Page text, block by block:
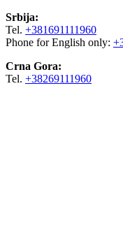
Srbija:
Tel. +381691111960
Phone for English only:
Crna Gora:
Tel. +38269111960